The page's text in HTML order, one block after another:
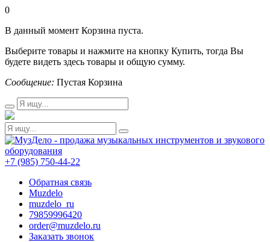
0
В данный момент Корзина пуста.
Выберите товары и нажмите на кнопку Купить, тогда Вы
будете видеть здесь товары и общую сумму.
Сообщение: Пустая Корзина
+7 (985) 750-44-22
Обратная связь
Muzdelo
muzdelo_ru
79859996420
order@muzdelo.ru
Заказать звонок